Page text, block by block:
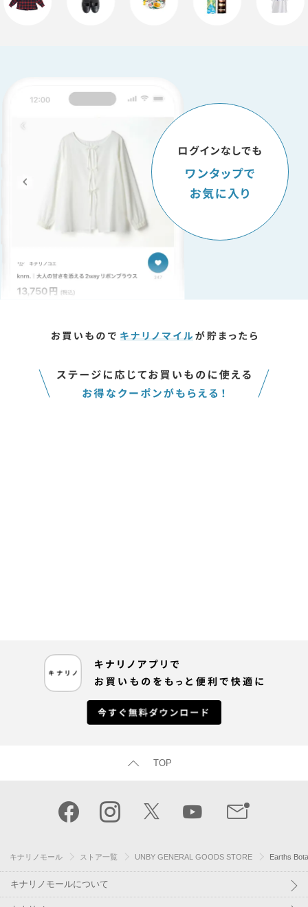
TOP
キナリノモール ストア一覧 UNBY GENERAL GOODS STORE Earths
キナリノモールについて